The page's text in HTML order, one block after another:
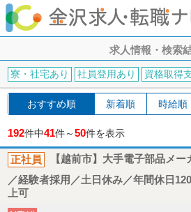
求人情報・検索
寮・社宅あり 社員登用あり 資格取得
おすすめ順 新着順 時給順
192件中41件～50件を表示
正社員
【越前市】大手電子部品メ
／経験者採用／土日休み／年間休日
上可